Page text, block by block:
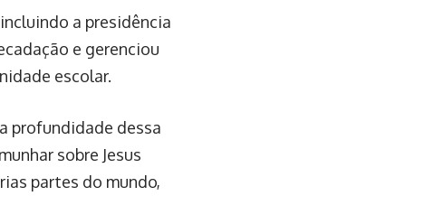
a presidência
e gerenciou
escolar.
profundidade dessa
sobre Jesus
partes do mundo,